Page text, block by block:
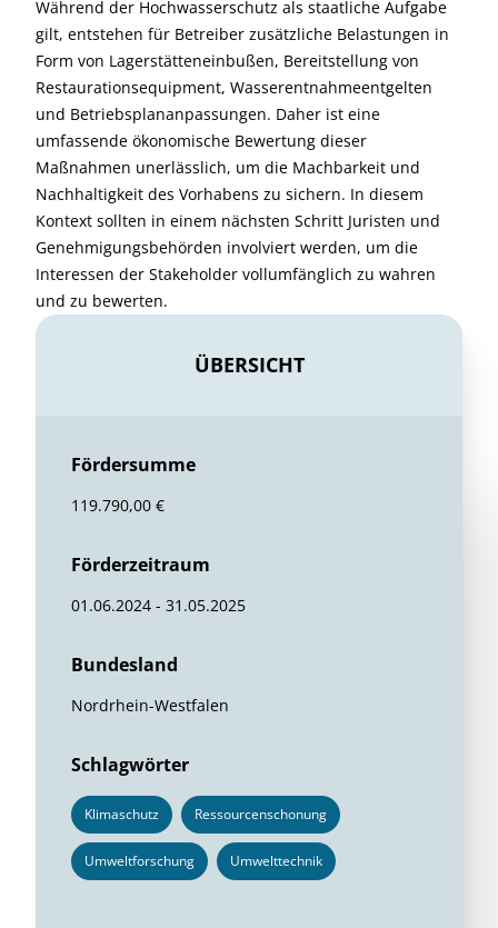
Während der Hochwasserschutz als staatliche Aufgabe
gilt, entstehen für Betreiber zusätzliche Belastungen in
Form von Lagerstätteneinbußen, Bereitstellung von
Restaurationsequipment, Wasserentnahmeentgelten
und Betriebsplananpassungen. Daher ist eine
umfassende ökonomische Bewertung dieser
Maßnahmen unerlässlich, um die Machbarkeit und
Nachhaltigkeit des Vorhabens zu sichern. In diesem
Kontext sollten in einem nächsten Schritt Juristen und
Genehmigungsbehörden involviert werden, um die
Interessen der Stakeholder vollumfänglich zu wahren
und zu bewerten.
ÜBERSICHT
Fördersumme
119.790,00 €
Förderzeitraum
01.06.2024 - 31.05.2025
Bundesland
Nordrhein-Westfalen
Schlagwörter
Klimaschutz Ressourcenschonung
Umweltforschung Umwelttechnik